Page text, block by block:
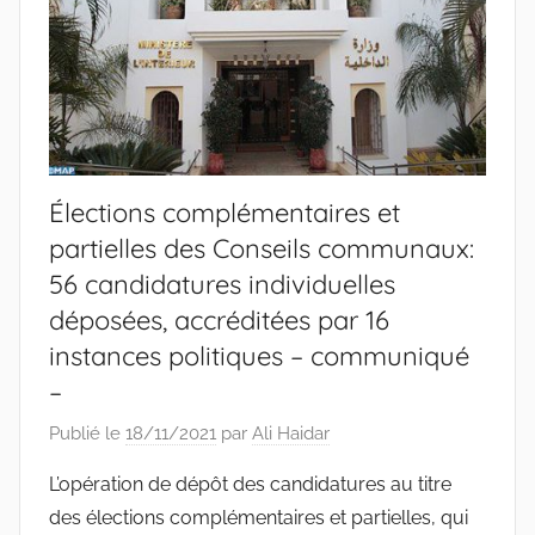
Élections complémentaires et
partielles des Conseils communaux:
56 candidatures individuelles
déposées, accréditées par 16
instances politiques – communiqué
–
Publié le 18/11/2021 par Ali Haidar
L’opération de dépôt des candidatures au titre
des élections complémentaires et partielles, qui